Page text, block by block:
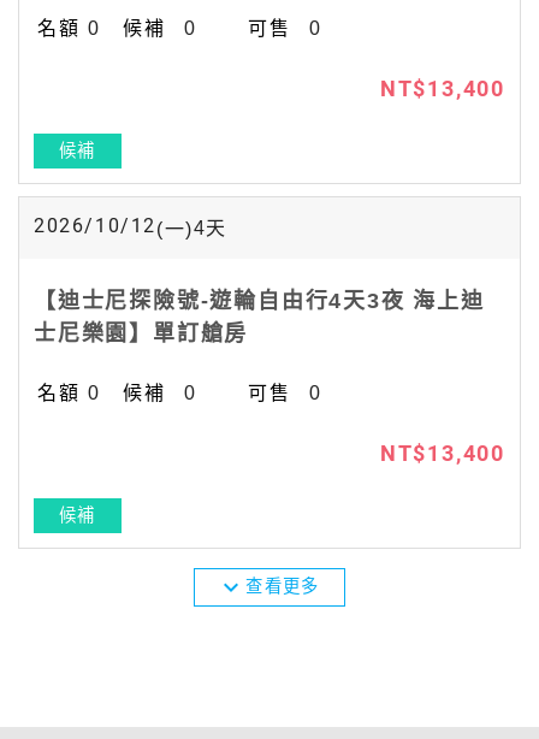
0 0 0
NT$13,400
候補
2026/10/12(一)4天
【迪士尼探險號-遊輪自由行4天3夜 海上迪
士尼樂園】單訂艙房
0 0 0
NT$13,400
候補
expand_more查看更多